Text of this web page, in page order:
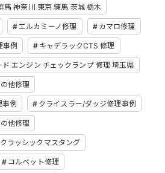
馬 神奈川 東京 練馬 茨城 栃木
エルカミーノ修理 カマロ修理
例 キャデラックCTS 修理
エンジン チェックランプ 修理 埼玉県
他修理
例 クライスラー/ダッジ修理事例
他修理
ラッシックマスタング
コルベット修理